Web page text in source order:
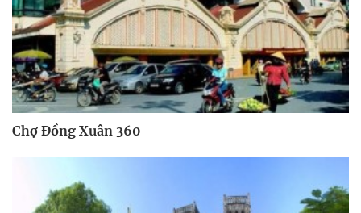
Chợ Đồng Xuân 360